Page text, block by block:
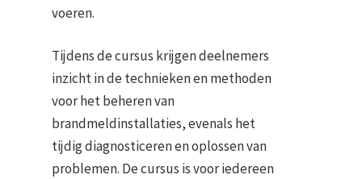
voeren.
Tijdens de cursus krijgen deelnemers
inzicht in de technieken en methoden
voor het beheren van
brandmeldinstallaties, evenals het
tijdig diagnosticeren en oplossen van
problemen. De cursus is voor iedereen